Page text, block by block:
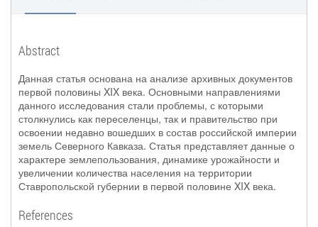
Abstract
Данная статья основана на анализе архивных документов
первой половины XIX века. Основными направлениями
данного исследования стали проблемы, с которыми
столкнулись как переселенцы, так и правительство при
освоении недавно вошедших в состав российской империи
земель Северного Кавказа. Статья представляет данные о
характере землепользования, динамике урожайности и
увеличении количества населения на территории
Ставропольской губернии в первой половине XIX века.
References